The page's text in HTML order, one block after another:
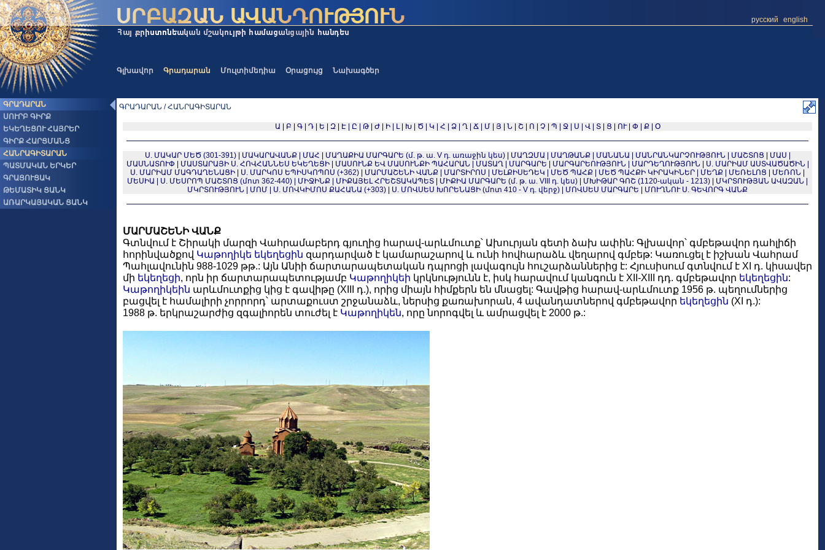
Գլխավոր Գրադարան Մուլտիմեդիա Օրացույց Նախագծեր
русский english
ԳՐԱԴԱՐԱՆ
ՍՈՒՐԲ ԳԻՐՔ
ԵԿԵՂԵՑՈՒ ՀԱՅՐԵՐ
ԳԻՐՔ ՀԱՐՑՄԱՆՑ
ՀԱՆՐԱԳԻՏԱՐԱՆ
ՊԱՏՄԱԿԱՆ ԵՐԿԵՐ
ԳՐԱՑՈՒՑԱԿ
ԹԵՄԱՏԻԿ ՑԱՆԿ
ԱՌԱՐԿԱՅԱԿԱՆ ՑԱՆԿ
ԳՐԱԴԱՐԱՆ / ՀԱՆՐԱԳԻՏԱՐԱՆ
Ա Բ Գ| Դ| Ե Զ| Է| Ը Թ| Ժ| Ի| Լ| Խ| Ծ| Կ Հ Ձ| Ղ| Ճ| Մ| Յ Ն Շ| Ո Չ Պ Ջ| Ս Վ| Տ| Ց ՈՒ| Փ Ք Օ
Ս. ՄԱԿԱՐ ՄԵԾ (301-391)| ՄԱԿԱՐԱՎԱՆՔ ՄԱՀ ՄԱՂԱՔԻԱ ՄԱՐԳԱՐԵ (մ. թ. ա. V դ. առաջին կես)| ՄԱՂԶՄԱ ՄԱՂԹԱՆՔ ՄԱՆԱՆԱ ՄԱՆՐԱՆԿԱՐՉՈՒԹՅՈՒՆ ՄԱՇՏՈՑ ՄԱՍ
ՄԱՍՆԱՏՈՒՓ
ՄԱՍՏԱՐԱՅԻ Ս. ՀՈՎՀԱՆՆԵՍ ԵԿԵՂԵՑԻ| ՄԱՍՈՒՆՔ ԵՎ ՄԱՍՈՒՆՔԻ ՊԱՀԱՐԱՆ ՄԱՏԱՂ| ՄԱՐԳԱՐԵ ՄԱՐԳԱՐԵՈՒԹՅՈՒՆ ՄԱՐԴԵՂՈՒԹՅՈՒՆ Ս. ՄԱՐԻԱՄ ԱՍՏՎԱԾԱԾԻՆ
Ս. ՄԱՐԻԱՄ ՄԱԳԴԱՂԵՆԱՑԻ
Ս. ՄԱՐԿՈՍ ԵՊԻՍԿՈՊՈՍ (+362) ՄԱՐՄԱՇԵՆԻ ՎԱՆՔ ՄԱՐՏԻՐՈՍ ՄԵԼՔԻՍԵԴԵԿ ՄԵԾ ՊԱՀՔ ՄԵԾ ՊԱՀՔԻ ԿԻՐԱԿԻՆԵՐ ՄԵՂՔ ՄԵՌԵԼՈՑ ՄԵՌՈՆ
ՄԵՍԻԱ
Ս. ՄԵՍՐՈՊ ՄԱՇՏՈՑ (մոտ 362-440) ՄԻՋԻՆՔ ՄԻՔԱՅԵԼ ՀՐԵՇՏԱԿԱՊԵՏ ՄԻՔԻԱ ՄԱՐԳԱՐԵ (մ. թ. ա. VIII դ. կես) ՄԽԻԹԱՐ ԳՈՇ (1120-ական - 1213) ՄԿՐՏՈՒԹՅԱՆ ԱՎԱԶԱՆ
ՄԿՐՏՈՒԹՅՈՒՆ
ՄՈՄ Ս. ՄՈՎԿԻՄՈՍ ՔԱՀԱՆԱ (+303) Ս. ՄՈՎՍԵՍ ԽՈՐԵՆԱՑԻ (մոտ 410 - V դ. վերջ) ՄՈՎՍԵՍ ՄԱՐԳԱՐԵ ՄՈՒՂՆՈՒ Ս. ԳԵՎՈՐԳ ՎԱՆՔ
ՄԱՐՄԱՇԵՆԻ ՎԱՆՔ
Գտնվում է Շիրակի մարզի Վահրամաբերդ գյուղից հարավ-արևմուտք՝ Ախուրյան գետի ձախ ափին: Գլխավոր՝ գմբեթավոր դահլիճի
հորինվածքով Կաթողիկե եկեղեցին զարդարված է կամարաշարով և ունի հովհարաձև վեղարով գմբեթ: Կառուցել է իշխան Վահրամ
Պահլավունին 988-1029 թթ.: Այն Անիի ճարտարապետական դպրոցի լավագույն հուշարձաններից է: Հյուսիսում գտնվում է XI դ. կիսավեր
մի եկեղեցի, որն իր ճարտարապետությամբ Կաթողիկեի կրկնությունն է, իսկ հարավում կանգուն է XII-XIII դդ. գմբեթավոր եկեղեցին:
Կաթողիկեին արևմուտքից կից է գավիթը (XIII դ.), որից միայն հիմքերն են մնացել: Գավթից հարավ-արևմուտք 1956 թ. պեղումներից
բացվել է համալիրի չորրորդ՝ արտաքուստ շրջանաձև, ներսից քառախորան, 4 ավանդատներով գմբեթավոր եկեղեցին (XI դ.):
1988 թ. երկրաշարժից զգալիորեն տուժել է Կաթողիկեն, որը նորոգվել և ամրացվել է 2000 թ.: